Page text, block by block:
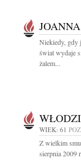
Niekiedy, gdy
świat wydaje
żalem...
WIEK: 61
Z wielkim
sierpnia 2009